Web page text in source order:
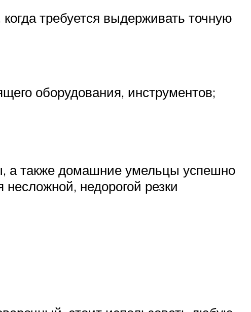
требуется выдерживать точную
оборудования, инструментов;
а также домашние умельцы успешно
несложной, недорогой резки